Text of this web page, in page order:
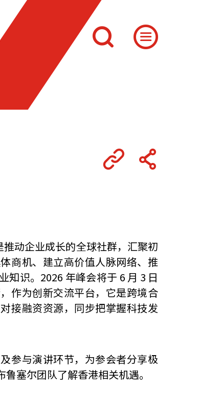
推动企业成长的全球社群，汇聚初
商机、建立高价值人脉网络、推
知识。2026 年峰会将于 6 月 3 日
作为创新交流平台，它是跨境合
接融资资源，同步把掌握科技发
参与演讲环节，为参会者分享极
塞尔团队了解香港相关机遇。